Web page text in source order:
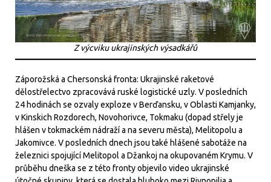
Z výcviku ukrajinských výsadkářů
Záporožská a Chersonská fronta: Ukrajinské raketové
dělostřelectvo zpracovává ruské logistické uzly. V posledních
24 hodinách se ozvaly exploze v Berďansku, v Oblasti Kamjanky,
v Kinskich Rozdorech, Novohorivce, Tokmaku (dopad střely je
hlášen v tokmackém nádraží a na severu města), Melitopolu a
Jakomivce. V posledních dnech jsou také hlášené sabotáže na
železnici spojující Melitopol a Džankoj na okupovaném Krymu. V
průběhu dneška se z této fronty objevilo video ukrajinské